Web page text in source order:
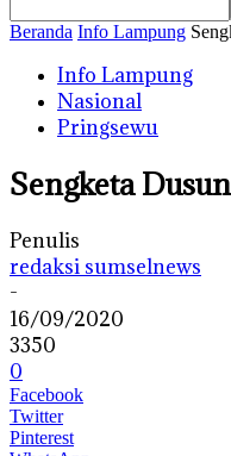
Beranda Info Lampung
Info Lampung
Nasional
Pringsewu
Sengketa
Penulis
redaksi sumselnews
-
16/09/2020
3350
0
Facebook
Twitter
Pinterest